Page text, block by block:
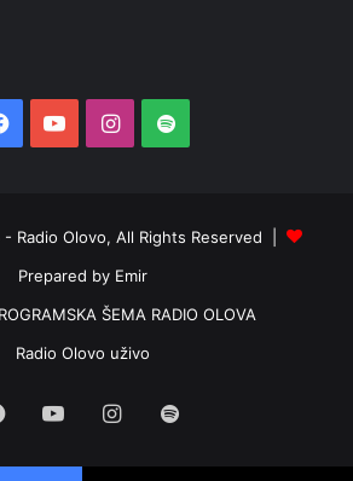
Facebook
YouTubeInstagram
Spotify
Radio Olovo, All Rights Reserved |
Prepared by Emir
ŠEMA RADIO OLOVA
Radio Olovo uživo
Facebook
YouTubeInstagram
Spotify